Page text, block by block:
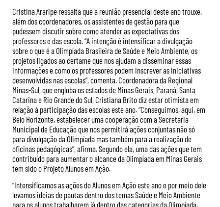
Cristina Araripe ressalta que a reunião presencial deste ano trouxe,
além dos coordenadores, os assistentes de gestão para que
pudessem discutir sobre como atender as expectativas dos
professores e das escola. “A intenção é intensificar a divulgação
sobre o que é a Olimpíada Brasileira de Saúde e Meio Ambiente, os
projetos ligados ao certame que nos ajudam a disseminar essas
informações e como os professores podem inscrever as iniciativas
desenvolvidas nas escolas”, comenta. Coordenadora da Regional
Minas-Sul, que engloba os estados de Minas Gerais, Paraná, Santa
Catarina e Rio Grande do Sul, Cristiana Brito diz estar otimista em
relação à participação das escolas este ano. “Conseguimos, aqui, em
Belo Horizonte, estabelecer uma cooperação com a Secretaria
Municipal de Educação que nos permitirá ações conjuntas não só
para divulgação da Olimpíada mas também para a realização de
oficinas pedagógicas”, afirma. Segundo ela, uma das ações que tem
contribuído para aumentar o alcance da Olimpíada em Minas Gerais
tem sido o Projeto Alunos em Ação.
“Intensificamos as ações do Alunos em Ação este ano e por meio dele
levamos ideias de pautas dentro dos temas Saúde e Meio Ambiente
para os alunos trabalharem já dentro das categorias da Olimpíada.